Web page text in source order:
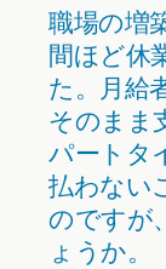
職場の増
間ほど休
た。月給
そのまま
パートタ
払わない
のですが
ょうか。